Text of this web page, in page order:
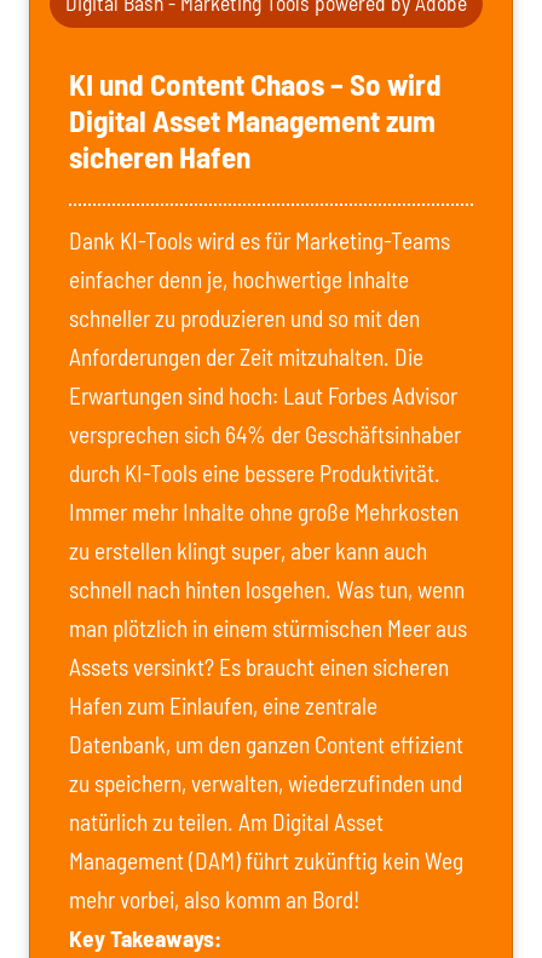
KI und Content Chaos – So wird
Digital Asset Management zum
sicheren Hafen
Dank KI-Tools wird es für Marketing-Teams
einfacher denn je, hochwertige Inhalte
schneller zu produzieren und so mit den
Anforderungen der Zeit mitzuhalten. Die
Erwartungen sind hoch: Laut Forbes Advisor
versprechen sich 64% der Geschäftsinhaber
durch KI-Tools eine bessere Produktivität.
Immer mehr Inhalte ohne große Mehrkosten
zu erstellen klingt super, aber kann auch
schnell nach hinten losgehen. Was tun, wenn
man plötzlich in einem stürmischen Meer aus
Assets versinkt? Es braucht einen sicheren
Hafen zum Einlaufen, eine zentrale
Datenbank, um den ganzen Content effizient
zu speichern, verwalten, wiederzufinden und
natürlich zu teilen. Am Digital Asset
Management (DAM) führt zukünftig kein Weg
mehr vorbei, also komm an Bord!
Key Takeaways: